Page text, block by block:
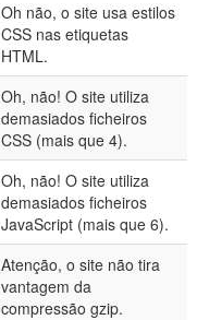
Oh não, o site usa estilos
CSS nas etiquetas
HTML.
Oh, não! O site utiliza
demasiados ficheiros
CSS (mais que 4).
Oh, não! O site utiliza
demasiados ficheiros
JavaScript (mais que 6).
Atenção, o site não tira
vantagem da
compressão gzip.